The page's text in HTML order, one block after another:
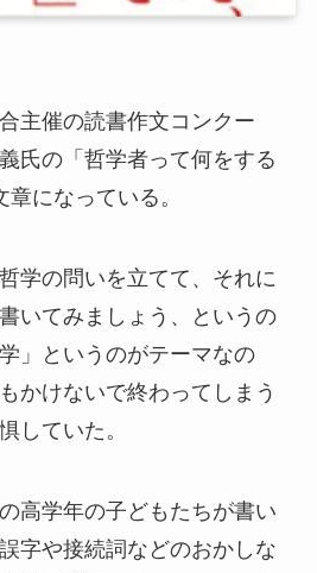
主催の読書作文コンクー
氏の「哲学者って何をする
になっている。
学の問いを立てて、それに
いてみましょう、というの
」というのがテーマなの
かけないで終わってしまう
していた。
高学年の子どもたちが書い
字や接続詞などのおかしな